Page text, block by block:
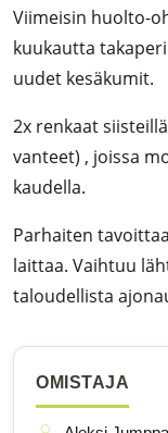
Viimeisin huolto-
kuukautta
uudet kesäkumit.
2x renkaat
vanteet) , joissa
kaudella.
Parhaiten
laittaa. Vaihtuu
taloudellista
OMISTAJA